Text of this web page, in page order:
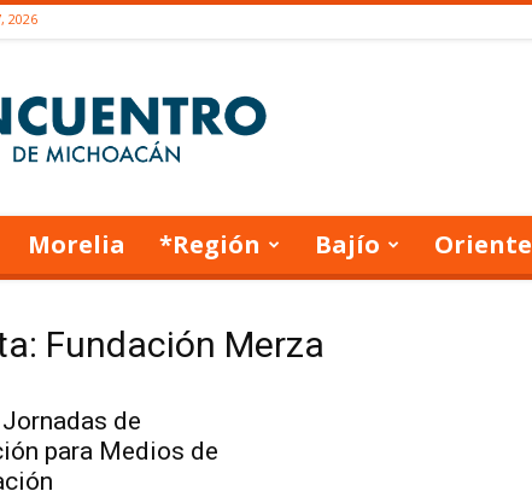
2026
de
Michoacán
Morelia *Región Bajío Oriente
Fundación Merza
de
para Medios de